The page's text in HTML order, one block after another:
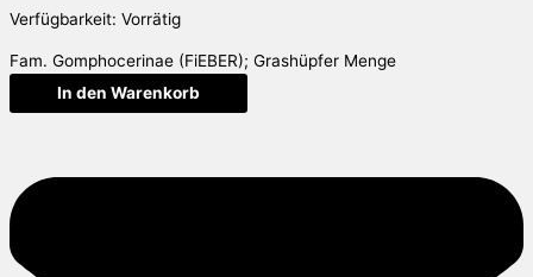
Verfügbarkeit: Vorrätig
Fam. Gomphocerinae (FiEBER); Grashüpfer Menge
In den Warenkorb